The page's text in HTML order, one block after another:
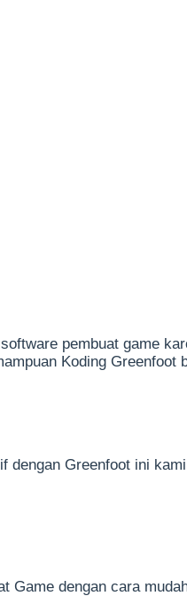
pembuat game
Koding
dengan Greenfoot ini
Game dengan cara